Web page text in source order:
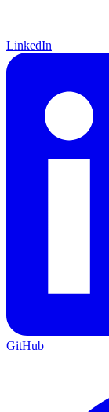
LinkedIn
GitHub